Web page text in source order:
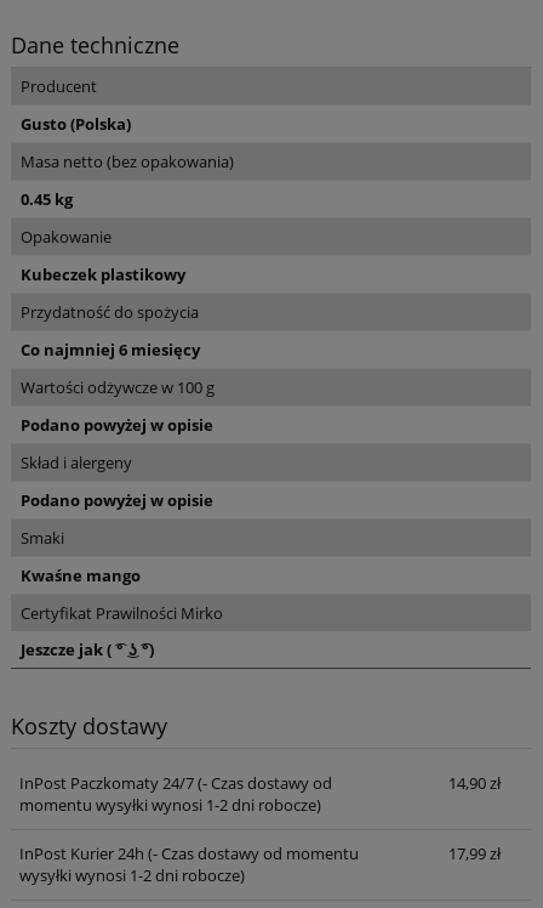
Dane techniczne
Producent
Gusto (Polska)
Masa netto (bez opakowania)
0.45 kg
Opakowanie
Kubeczek plastikowy
Przydatność do spożycia
Co najmniej 6 miesięcy
Wartości odżywcze w 100 g
Podano powyżej w opisie
Skład i alergeny
Podano powyżej w opisie
Smaki
Kwaśne mango
Certyfikat Prawilności Mirko
Jeszcze jak ( ͡° ͜ʖ ͡°)
Koszty dostawy
InPost Paczkomaty 24/7(- Czas dostawy od
momentu wysyłki wynosi 1-2 dni robocze)
14,90 zł
InPost Kurier 24h (- Czas dostawy od momentu
wysyłki wynosi 1-2 dni robocze)
17,99 zł